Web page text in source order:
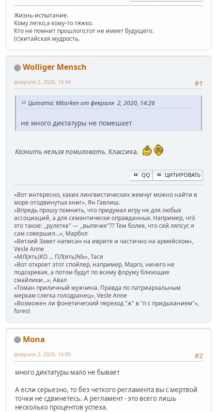
Жизнь-испытание.
Кому легко,а кому-то тяжко.
Кто не помнит прошлого,тот не имеет будущего.
(c)китайская мудрость.
Wolliger Mensch
#1
февраля 2, 2020, 14:44
Цитата: Mitorken от февраля 2, 2020, 14:26
не много диктатуры не помешает
Казнить нельзя помиловать. Классика.
QQ ЦИТИРОВАТЬ
«Вот интересно, каких лингвистических жемчуг можно найти в
море отодвинутых книг», Ян Гавлиш.
«Впредь прошу помнить, что придумал игру не для любых
ассоциаций, а для семантически оправданных. Например, чтó
это такое: ,,рулетке" — ,,выпечке"?? Тем более, что сей ляпсус я
сам совершил...», Марбол
«Ветхий Завет написан на иврите и частично на армейском»,
Vesle Anne
«МЛ(ять)КО ... ПЛ(ять)NЪ», Тася
«Вот откроет этот спойлер, например, Марго, ничего не
подозревая, а потом будут по всему форуму блюющие
смайлики...», Авал
«Томан приличный мужчина. Правда по патриархальным
меркам слегка голодранец», Vesle Anne
«Возможен ли фонетический переход "ж" в "п с придыханием"»,
forest
Mona
#2
февраля 2, 2020, 16:00
много диктатуры мало не бывает
А если серьезно, то без четкого регламента вы с мертвой
точки не сдвинетесь. А регламент - это всего лишь
несколько процентов успеха.